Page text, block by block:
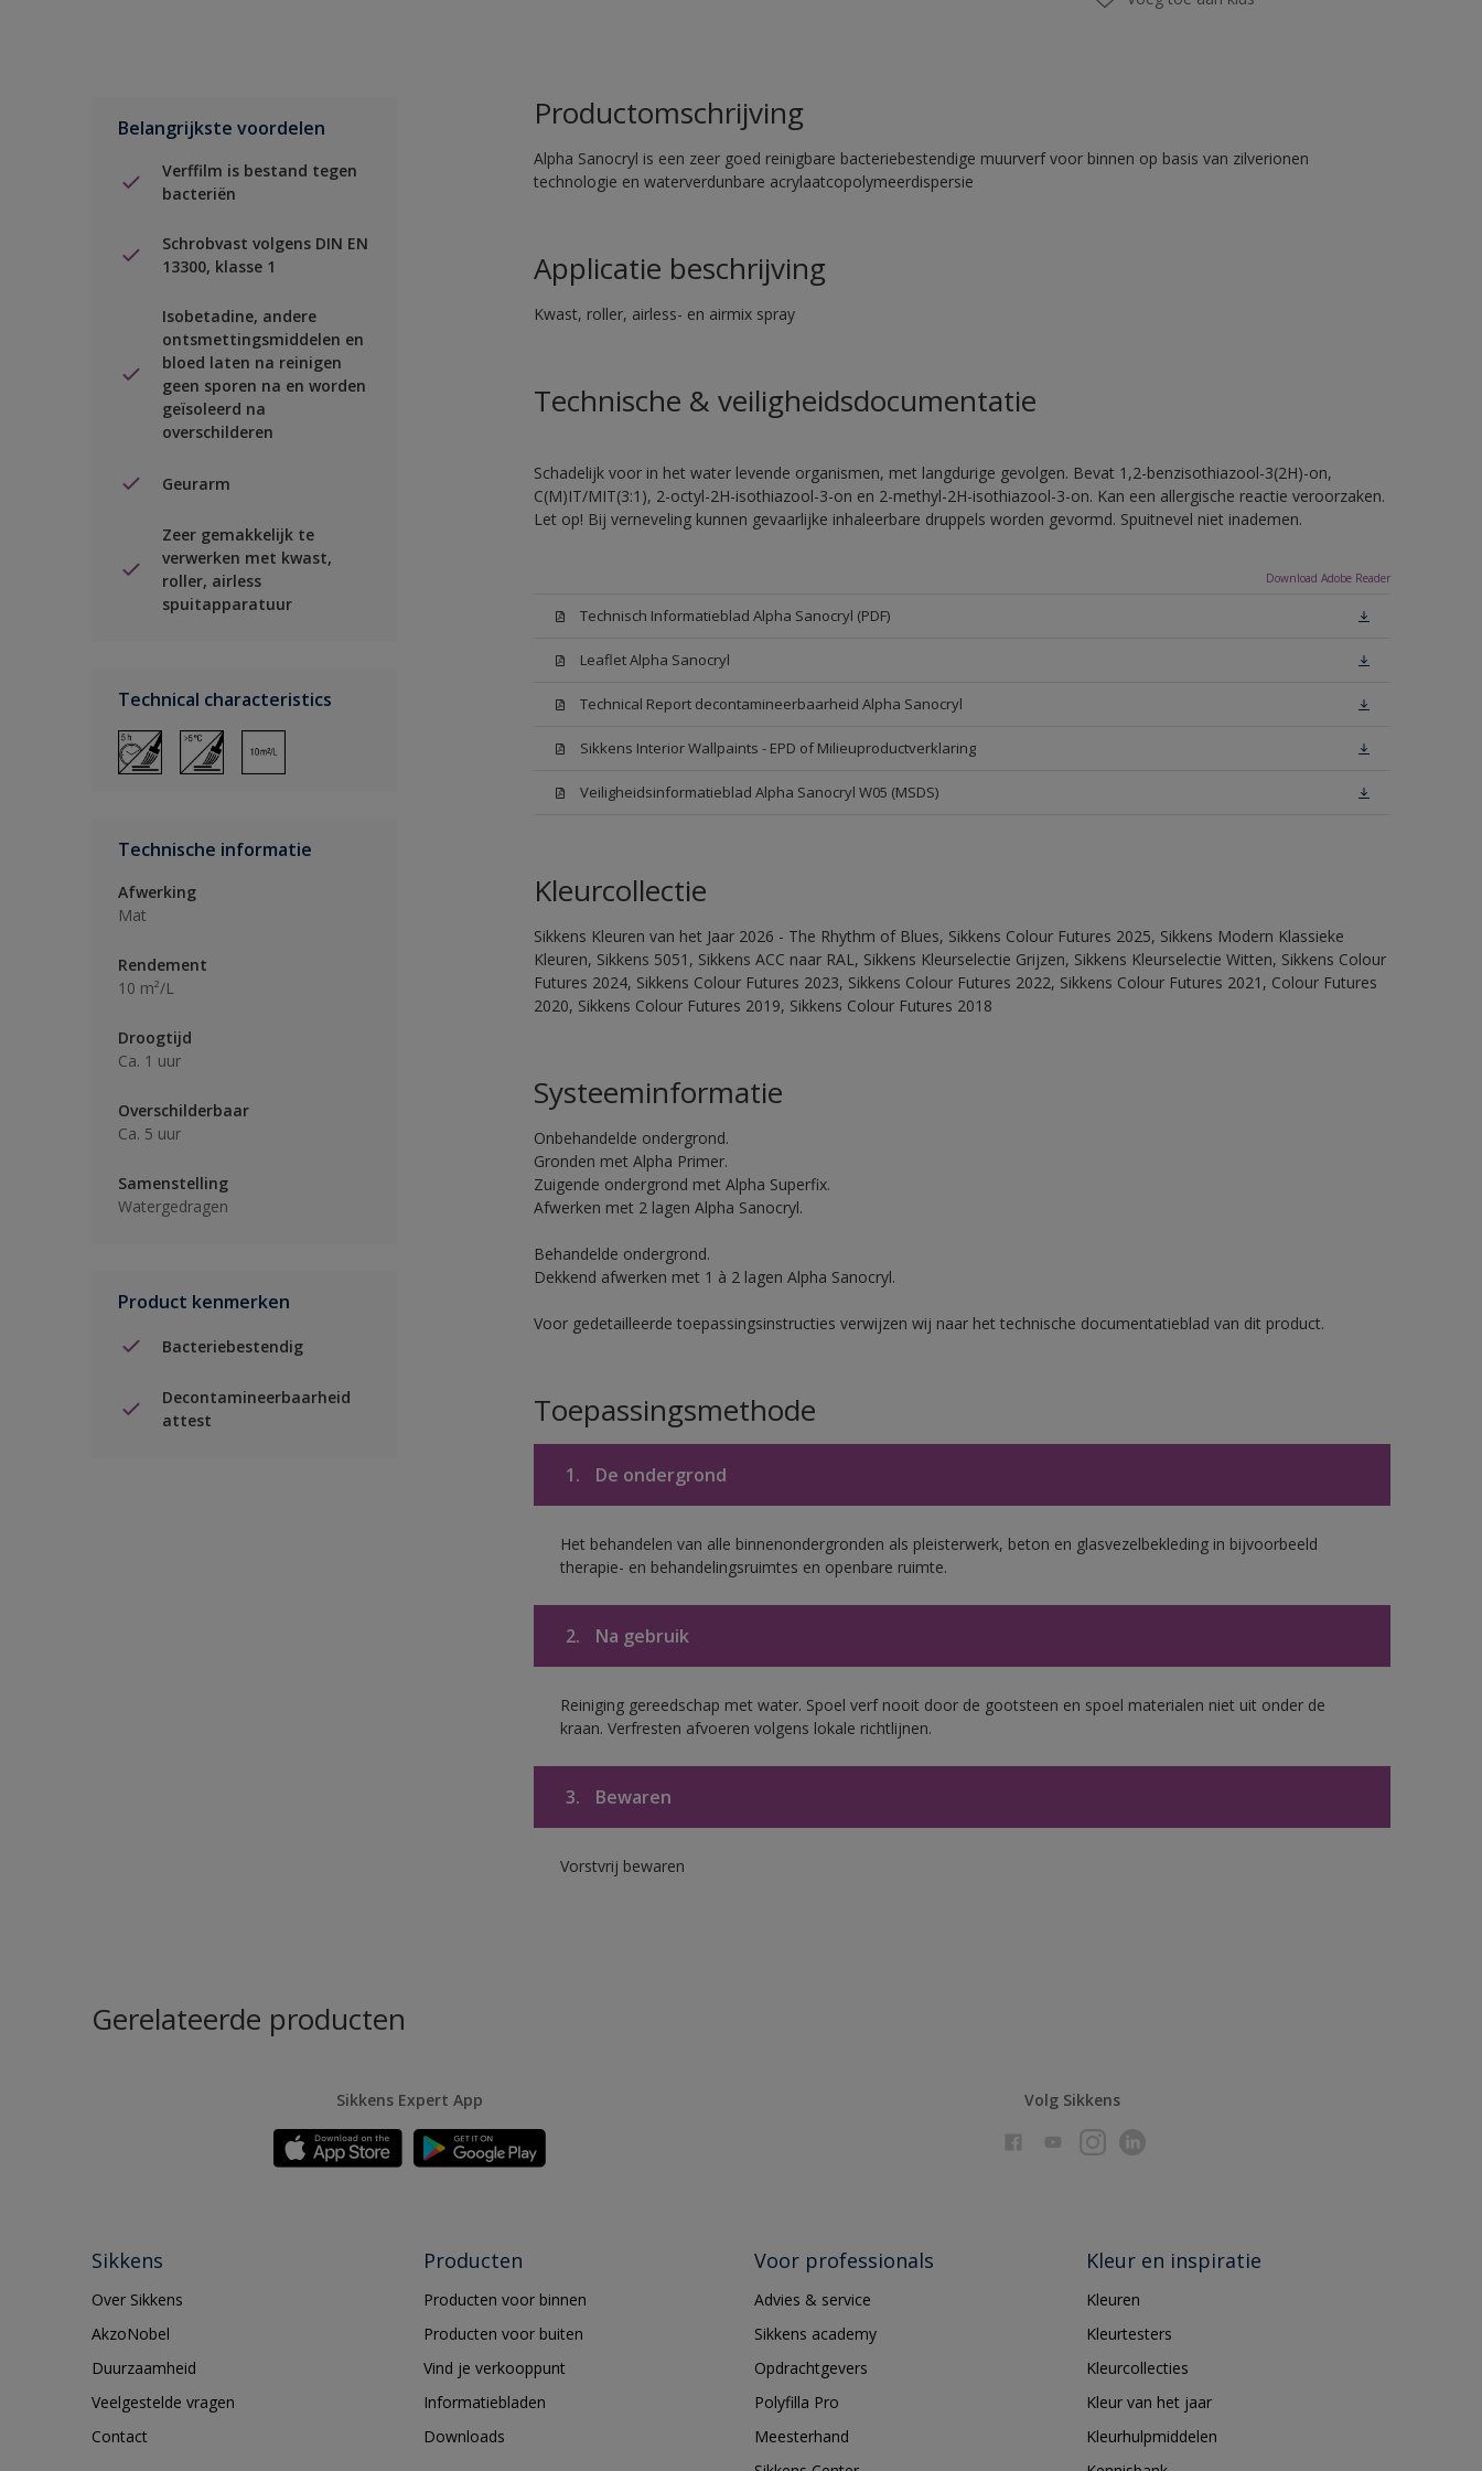
Belangrijkste voordelen
Verffilm is bestand tegen
bacteriën
Schrobvast volgens DIN EN
13300, klasse 1
Isobetadine, andere
ontsmettingsmiddelen en
bloed laten na reinigen
geen sporen na en worden
geïsoleerd na
overschilderen
Geurarm
Zeer gemakkelijk te
verwerken met kwast,
roller, airless
spuitapparatuur
Technical characteristics
Technische informatie
Afwerking
Mat
Rendement
10 m²/L
Droogtijd
Ca. 1 uur
Overschilderbaar
Ca. 5 uur
Samenstelling
Watergedragen
Product kenmerken
Bacteriebestendig
Decontamineerbaarheid
attest
Productomschrijving
Alpha Sanocryl is een zeer goed reinigbare bacteriebestendige muurverf voor binnen op basis van zilverionen
technologie en waterverdunbare acrylaatcopolymeerdispersie
Applicatie beschrijving
Kwast, roller, airless- en airmix spray
Technische & veiligheidsdocumentatie
Schadelijk voor in het water levende organismen, met langdurige gevolgen. Bevat 1,2-benzisothiazool-3(2H)-on,
C(M)IT/MIT(3:1), 2-octyl-2H-isothiazool-3-on en 2-methyl-2H-isothiazool-3-on. Kan een allergische reactie veroorzaken.
Let op! Bij verneveling kunnen gevaarlijke inhaleerbare druppels worden gevormd. Spuitnevel niet inademen.
Download Adobe Reader
Technisch Informatieblad Alpha Sanocryl (PDF)
Leaflet Alpha Sanocryl
Technical Report decontamineerbaarheid Alpha Sanocryl
Sikkens Interior Wallpaints - EPD of Milieuproductverklaring
Veiligheidsinformatieblad Alpha Sanocryl W05 (MSDS)
Kleurcollectie
Sikkens Kleuren van het Jaar 2026 - The Rhythm of Blues, Sikkens Colour Futures 2025, Sikkens Modern Klassieke
Kleuren, Sikkens 5051, Sikkens ACC naar RAL, Sikkens Kleurselectie Grijzen, Sikkens Kleurselectie Witten, Sikkens Colour
Futures 2024, Sikkens Colour Futures 2023, Sikkens Colour Futures 2022, Sikkens Colour Futures 2021, Colour Futures
2020, Sikkens Colour Futures 2019, Sikkens Colour Futures 2018
Systeeminformatie
Onbehandelde ondergrond.
Gronden met Alpha Primer.
Zuigende ondergrond met Alpha Superfix.
Afwerken met 2 lagen Alpha Sanocryl.
Behandelde ondergrond.
Dekkend afwerken met 1 à 2 lagen Alpha Sanocryl.
Voor gedetailleerde toepassingsinstructies verwijzen wij naar het technische documentatieblad van dit product.
Toepassingsmethode
1. De ondergrond
Het behandelen van alle binnenondergronden als pleisterwerk, beton en glasvezelbekleding in bijvoorbeeld
therapie- en behandelingsruimtes en openbare ruimte.
2. Na gebruik
Reiniging gereedschap met water. Spoel verf nooit door de gootsteen en spoel materialen niet uit onder de
kraan. Verfresten afvoeren volgens lokale richtlijnen.
3. Bewaren
Vorstvrij bewaren
Gerelateerde producten
Sikkens Expert App Volg Sikkens
Sikkens
Over Sikkens
AkzoNobel
Duurzaamheid
Veelgestelde vragen
Contact
Producten
Producten voor binnen
Producten voor buiten
Vind je verkooppunt
Informatiebladen
Downloads
Voor professionals
Advies & service
Sikkens academy
Opdrachtgevers
Polyfilla Pro
Meesterhand
Kleur en inspiratie
Kleuren
Kleurtesters
Kleurcollecties
Kleur van het jaar
Kleurhulpmiddelen